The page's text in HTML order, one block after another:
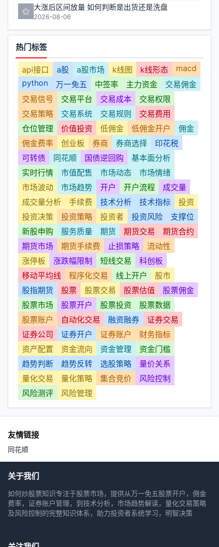
大涨后区间放量 如何判断是出货还是洗盘
2026-08-06
热门标签
api接口 a股 a股市场 k线图 k线形态
macd
python
万一免五 中签率 主力资金
交易佣金
交易信号
交易平台 交易成本
交易权限
交易策略
交易系统 交易规则
交易费用
仓位管理
价值投资 低佣金 低佣金开户
佣金
佣金费率
创业板 券商 券商选择
印花税
可转债
同花顺 国债逆回购
基本面分析
实时行情
市值配售 市场动态
市场情绪
市场波动
市场趋势 开户 开户流程
成交量
成交量分析
手续费 技术分析 技术指标
投资
投资决策
投资策略 投资者 投资风险
支撑位
新股申购
服务质量 期货 期货交易
期货合约
期货市场
期货手续费 止损策略
流动性
涨停板
涨跌幅限制 短线交易
科创板
移动平均线
程序化交易 线上开户
股市
股指期货
股票 股票交易 股票估值
股票佣金
股票市场
股票开户 股票投资
股票数据
股票账户
自动化交易 融资融券
证券交易
证券公司
证券开户 证券账户
财务指标
资产配置
资金流向 资金管理
资金门槛
趋势判断
趋势反转 选股策略
量价关系
量化交易
量化策略 集合竞价
风险控制
风险测评
风险管理
友情链接
同花顺
关于我们
如何炒股票知识专注于股票市场，提供从万一免五股票开户，佣金
费率，证券账户管理，到技术分析，市场趋势解读，量化交易策略
及风险控制的完整知识体系，助力投资者系统学习，明智决策